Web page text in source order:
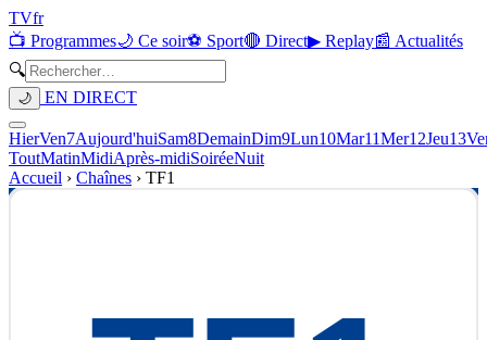
TVfr
📺 Programmes🌙 Ce soir⚽ Sport🔴 Direct▶ Replay📰 Actualités
🔍
🌙 EN DIRECT
HierVen7Aujourd'huiSam8DemainDim9Lun10Mar11Mer12Jeu13
ToutMatinMidiAprès-midiSoiréeNuit
Accueil › Chaînes › TF1